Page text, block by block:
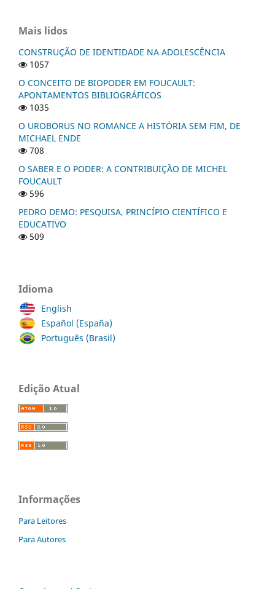
Mais lidos
CONSTRUÇÃO DE IDENTIDADE NA ADOLESCÊNCIA
1057
O CONCEITO DE BIOPODER EM FOUCAULT:
APONTAMENTOS BIBLIOGRÁFICOS
1035
O UROBORUS NO ROMANCE A HISTÓRIA SEM FIM, DE
MICHAEL ENDE
708
O SABER E O PODER: A CONTRIBUIÇÃO DE MICHEL
FOUCAULT
596
PEDRO DEMO: PESQUISA, PRINCÍPIO CIENTÍFICO E
EDUCATIVO
509
Idioma
English
Español (España)
Português (Brasil)
Edição Atual
Informações
Para Leitores
Para Autores